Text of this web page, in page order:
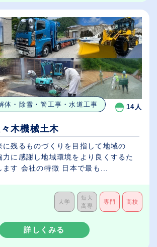
体・除雪・管工事・水道工事 14人
木機械土木
に残るものづくりを目指して地域の
力に感謝し地域環境をより良くするた
ます 会社の特徴 日本で最も...
大学
短大
高専
専門 高校
詳しくみる